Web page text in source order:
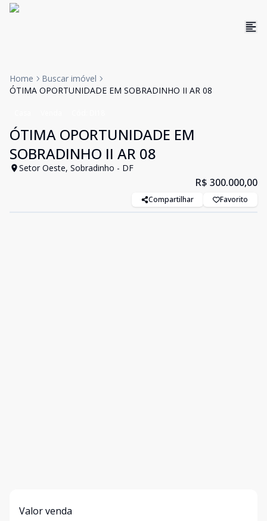
Home
Buscar imóvel
ÓTIMA OPORTUNIDADE EM SOBRADINHO II AR 08
ÓTIMA OPORTUNIDADE EM
SOBRADINHO II AR 08
Setor Oeste, Sobradinho - DF
R$ 300.000,00
Compartilhar Favorito
Valor venda